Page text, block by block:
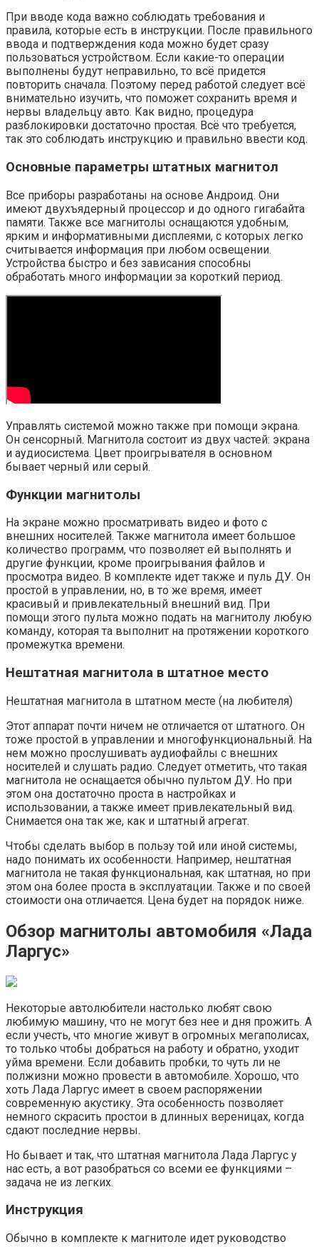
При вводе кода важно соблюдать требования и
правила, которые есть в инструкции. После правильного
ввода и подтверждения кода можно будет сразу
пользоваться устройством. Если какие-то операции
выполнены будут неправильно, то всё придется
повторить сначала. Поэтому перед работой следует всё
внимательно изучить, что поможет сохранить время и
нервы владельцу авто. Как видно, процедура
разблокировки достаточно простая. Всё что требуется,
так это соблюдать инструкцию и правильно ввести код.
Основные параметры штатных магнитол
Все приборы разработаны на основе Андроид. Они
имеют двухъядерный процессор и до одного гигабайта
памяти. Также все магнитолы оснащаются удобным,
ярким и информативными дисплеями, с которых легко
считывается информация при любом освещении.
Устройства быстро и без зависания способны
обработать много информации за короткий период.
Управлять системой можно также при помощи экрана.
Он сенсорный. Магнитола состоит из двух частей: экрана
и аудиосистема. Цвет проигрывателя в основном
бывает черный или серый.
Функции магнитолы
На экране можно просматривать видео и фото с
внешних носителей. Также магнитола имеет большое
количество программ, что позволяет ей выполнять и
другие функции, кроме проигрывания файлов и
просмотра видео. В комплекте идет также и пуль ДУ. Он
простой в управлении, но, в то же время, имеет
красивый и привлекательный внешний вид. При
помощи этого пульта можно подать на магнитолу любую
команду, которая та выполнит на протяжении короткого
промежутка времени.
Нештатная магнитола в штатное место
Нештатная магнитола в штатном месте (на любителя)
Этот аппарат почти ничем не отличается от штатного. Он
тоже простой в управлении и многофункциональный. На
нем можно прослушивать аудиофайлы с внешних
носителей и слушать радио. Следует отметить, что такая
магнитола не оснащается обычно пультом ДУ. Но при
этом она достаточно проста в настройках и
использовании, а также имеет привлекательный вид.
Снимается она так же, как и штатный агрегат.
Чтобы сделать выбор в пользу той или иной системы,
надо понимать их особенности. Например, нештатная
магнитола не такая функциональная, как штатная, но при
этом она более проста в эксплуатации. Также и по своей
стоимости она отличается. Цена будет на порядок ниже.
Обзор магнитолы автомобиля «Лада
Ларгус»
Некоторые автолюбители настолько любят свою
любимую машину, что не могут без нее и дня прожить. А
если учесть, что многие живут в огромных мегаполисах,
то только чтобы добраться на работу и обратно, уходит
уйма времени. Если добавить пробки, то чуть ли не
полжизни можно провести в автомобиле. Хорошо, что
хоть Лада Ларгус имеет в своем распоряжении
современную акустику. Эта особенность позволяет
немного скрасить простои в длинных вереницах, когда
сдают последние нервы.
Но бывает и так, что штатная магнитола Лада Ларгус у
нас есть, а вот разобраться со всеми ее функциями –
задача не из легких.
Инструкция
Обычно в комплекте к магнитоле идет руководство